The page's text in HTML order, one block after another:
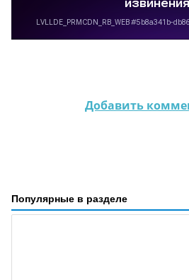
Добавить
Популярные в разделе